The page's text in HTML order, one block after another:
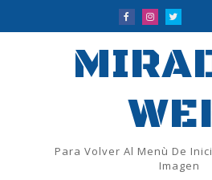
Para Volver Al Menù De
Imagen